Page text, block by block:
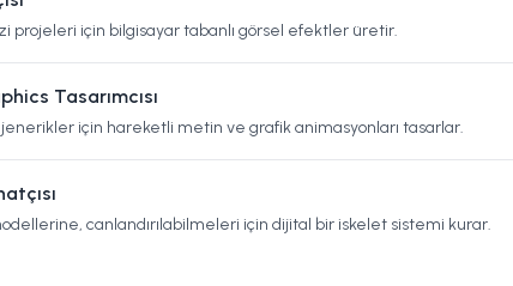
projeleri için bilgisayar tabanlı görsel efektler üretir.
Tasarımcısı
için hareketli metin ve grafik animasyonları tasarlar.
canlandırılabilmeleri için dijital bir iskelet sistemi kurar.